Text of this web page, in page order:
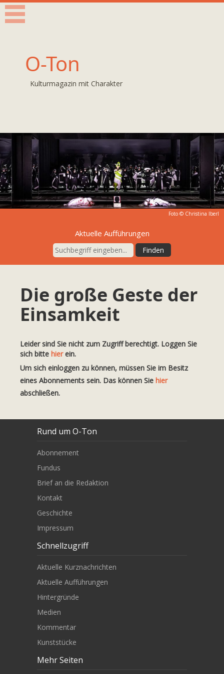
O-Ton
Kulturmagazin mit Charakter
Foto © Christina Iberl
Aktuelle Aufführungen
Die große Geste der
Einsamkeit
Leider sind Sie nicht zum Zugriff berechtigt. Loggen Sie
sich bitte hierein.
Um sich einloggen zu können, müssen Sie im Besitz
eines Abonnements sein. Das können Sie hier
abschließen.
Rund um O-Ton
Abonnement
Fundus
Brief an die Redaktion
Kontakt
Geschichte
Impressum
Schnellzugriff
Aktuelle Kurznachrichten
Aktuelle Aufführungen
Hintergründe
Medien
Kommentar
Kunststücke
Mehr Seiten